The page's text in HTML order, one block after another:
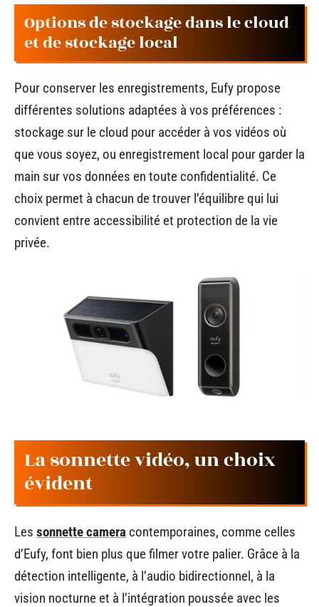
Options de stockage dans le cloud
et de stockage local
Pour conserver les enregistrements, Eufy propose
différentes solutions adaptées à vos préférences :
stockage sur le cloud pour accéder à vos vidéos où
que vous soyez, ou enregistrement local pour garder la
main sur vos données en toute confidentialité. Ce
choix permet à chacun de trouver l’équilibre qui lui
convient entre accessibilité et protection de la vie
privée.
La sonnette vidéo, un choix
évident
Les sonnette camera contemporaines, comme celles
d’Eufy, font bien plus que filmer votre palier. Grâce à la
détection intelligente, à l’audio bidirectionnel, à la
vision nocturne et à l’intégration poussée avec les